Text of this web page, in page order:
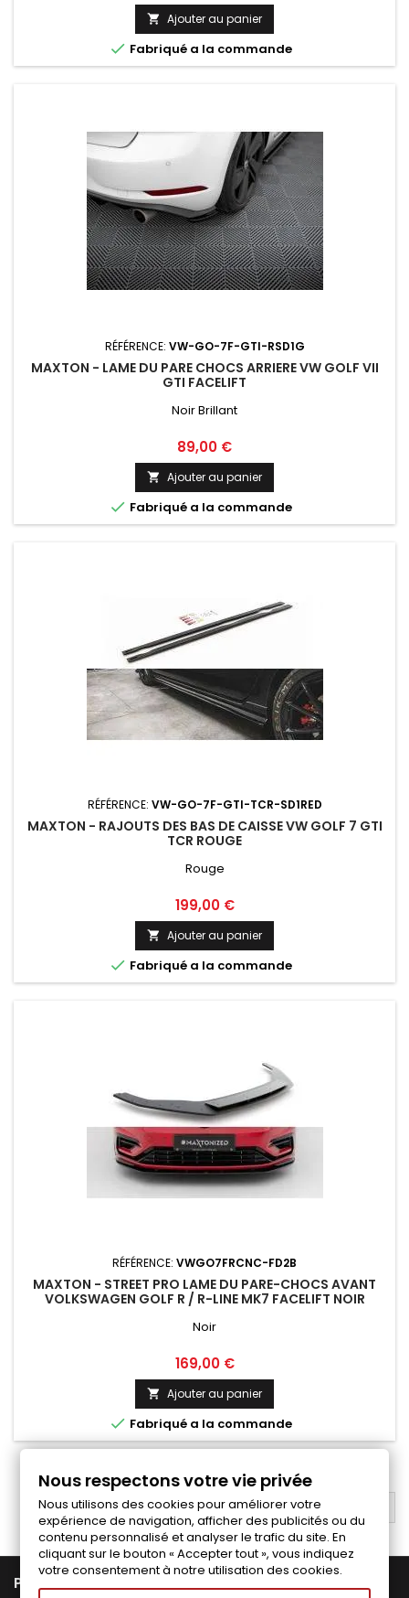
 Ajouter au panier
 Fabriqué a la commande
RÉFÉRENCE: VW-GO-7F-GTI-RSD1G
MAXTON - LAME DU PARE CHOCS ARRIERE VW GOLF VII
GTI FACELIFT
Noir Brillant
Prix
89,00 €
 Ajouter au panier
 Fabriqué a la commande
RÉFÉRENCE: VW-GO-7F-GTI-TCR-SD1RED
MAXTON - RAJOUTS DES BAS DE CAISSE VW GOLF 7 GTI
TCR ROUGE
Rouge
Prix
199,00 €
 Ajouter au panier
 Fabriqué a la commande
RÉFÉRENCE: VWGO7FRCNC-FD2B
MAXTON - STREET PRO LAME DU PARE-CHOCS AVANT
VOLKSWAGEN GOLF R / R-LINE MK7 FACELIFT NOIR
Noir
Prix
169,00 €
 Ajouter au panier
 Fabriqué a la commande
Suivant 
RETOUR EN HAUT
PRODUITS
Nous respectons votre vie privée
Nous utilisons des cookies pour améliorer votre
expérience de navigation, afficher des publicités ou du
contenu personnalisé et analyser le trafic du site. En
cliquant sur le bouton « Accepter tout », vous indiquez
votre consentement à notre utilisation des cookies.